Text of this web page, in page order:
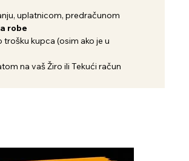
uplatnicom, predračunom
robe
trošku kupca (osim ako je u
na vaš Žiro ili Tekući račun